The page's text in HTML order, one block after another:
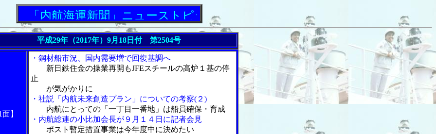
内航海運新聞」ニューストピックス
平成29年（2017年）9月18日付 第2504号
】
・鋼材船市況、国内需要増で回復基調へ
新日鉄住金の操業再開もJFEスチールの高炉１基の停
止
が気がかりに
・社説「内航未来創造プラン」についての考察(２)
内航にとっての「一丁目一番地」は船員確保・育成
・内航総連の小比加会長が９月１４日に記者会見
ポスト暫定措置事業は今年度中に決めたい